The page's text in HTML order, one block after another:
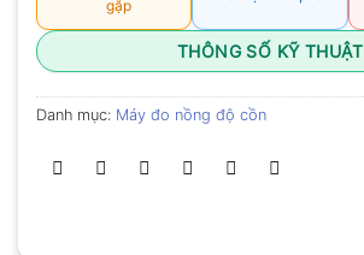
sao
gặp
THÔNG SỐ KỸ THUẬT
Danh mục: Máy đo nồng độ cồn